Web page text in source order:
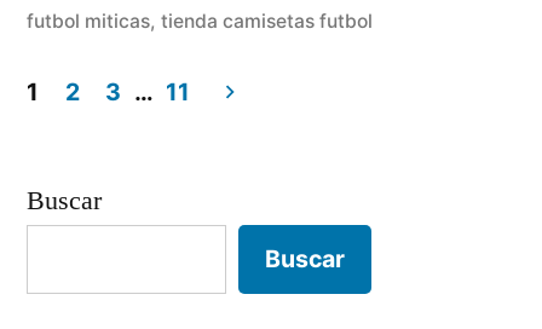
futbol miticas, tienda camisetas futbol
de
1 2 3 … 11
Buscar
Buscar